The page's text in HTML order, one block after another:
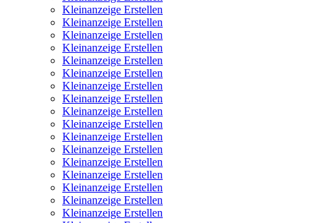
Kleinanzeige Erstellen
Kleinanzeige Erstellen
Kleinanzeige Erstellen
Kleinanzeige Erstellen
Kleinanzeige Erstellen
Kleinanzeige Erstellen
Kleinanzeige Erstellen
Kleinanzeige Erstellen
Kleinanzeige Erstellen
Kleinanzeige Erstellen
Kleinanzeige Erstellen
Kleinanzeige Erstellen
Kleinanzeige Erstellen
Kleinanzeige Erstellen
Kleinanzeige Erstellen
Kleinanzeige Erstellen
Kleinanzeige Erstellen